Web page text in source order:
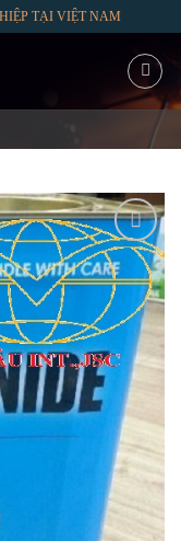
TẠI VIỆT NAM